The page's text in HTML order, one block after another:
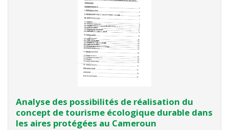
Analyse des possibilités de réalisation du
concept de tourisme écologique durable dans
les aires protégées au Cameroun